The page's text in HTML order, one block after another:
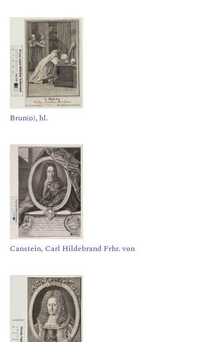
Brun(o), hl.
Canstein, Carl Hildebrand Frhr. von